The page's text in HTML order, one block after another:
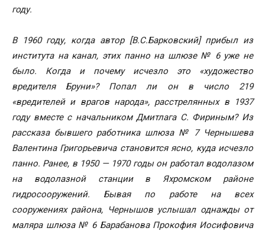
году.
В 1960 году, когда автор [В.С.Барковский] прибыл из
института на канал, этих панно на шлюзе № 6 уже не
было. Когда и почему исчезло это «художество
вредителя Бруни»? Попал ли он в число 219
«вредителей и врагов народа», расстрелянных в 1937
году вместе с начальником Дмитлага С. Фириным? Из
рассказа бывшего работника шлюза № 7 Чернышева
Валентина Григорьевича становится ясно, куда исчезло
панно. Ранее, в 1950 — 1970 годы он работал водолазом
на водолазной станции в Яхромском районе
гидросооружений. Бывая по работе на всех
сооружениях района, Чернышов услышал однажды от
маляра шлюза № 6 Барабанова Прокофия Иосифовича